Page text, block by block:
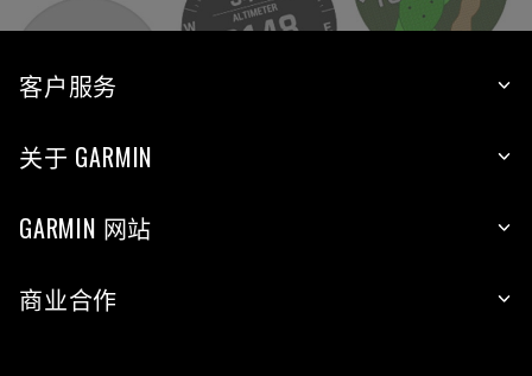
客户服务
关于 GARMIN
GARMIN 网站
商业合作